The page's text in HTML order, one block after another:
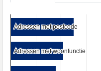
Adressen met postcode
Adressen met postcode
Adressen met woonfunctie
Adressen met woonfunctie